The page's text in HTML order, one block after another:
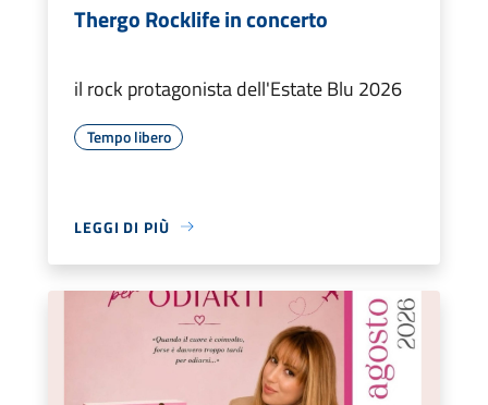
Thergo Rocklife in concerto
il rock protagonista dell'Estate Blu 2026
Tempo libero
LEGGI DI PIÙ